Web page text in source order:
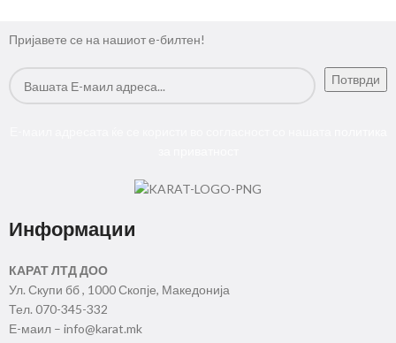
Пријавете се на нашиот е-билтен!
Информации
КАРАТ ЛТД ДОО
Ул. Скупи бб , 1000 Скопје, Македонија
Тел. 070-345-332
Е-маил – info@karat.mk